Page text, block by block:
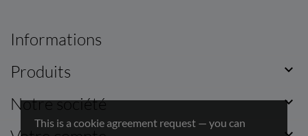
This is a cookie agreement request — you can
Informations
Produits

Notre société 